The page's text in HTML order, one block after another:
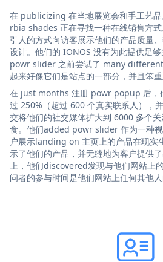
在 publicizing 在当地展览会和手工艺品
rbia shades 正在寻找一种在线销售方
引人的方式向访客展示他们的产品质量
设计。他们的 IONOS 没有为此提供足
powr slider 之前尝试了 many
起来好像它们是站点的一部分，并且笨重
在 just months 注册 powr popup 后，
过 250%（超过 600 个真实联系人），
交将他们的社交媒体扩大到 6000 多个
食。他们added powr slider 作为一种
户展示landing on 主页上的产品在现实
示了他们的产品，并无缝地为客户提供
上，他们discovered发现与他们网站上
问者的参与时间是他们网站上任何其他人